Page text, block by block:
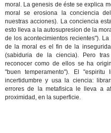
moral. La genesis de éste se explica
moral se erosiona la conciencia
nuestras acciones). La conciencia
esto lleva a la autosupresion de la
de los acontecimientos recientes").
de la moral es el fin de la
(sabiduria de la ciencia). Pero
reconocer como de ellos se ha
"buen temperamento"). El
incertidumbre y usa la ciencia:
errores de la metafisica le lleva a
proximidad, en la superficie.